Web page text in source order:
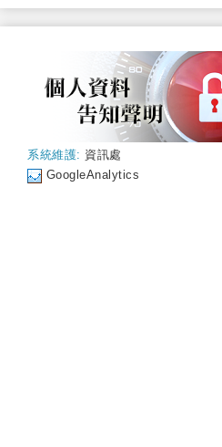
系統維護: 資訊處
GoogleAnalytics